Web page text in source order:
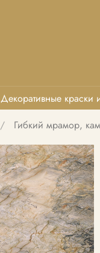
Декоративные краски
Гибкий мрамор,